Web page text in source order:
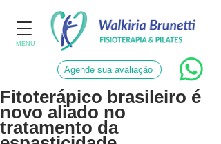
MENU
Agende sua avaliação
Fitoterápico brasileiro é
novo aliado no
tratamento da